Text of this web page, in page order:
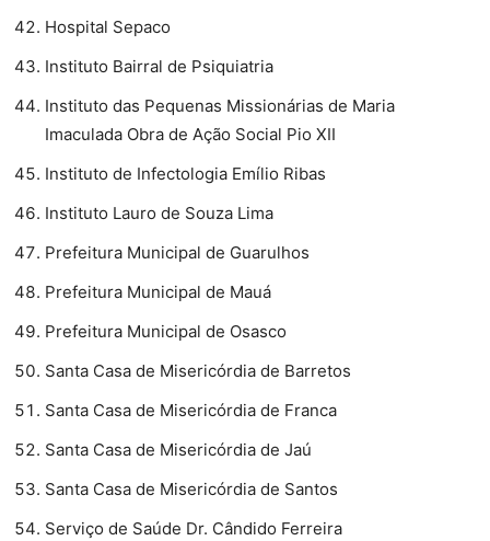
Hospital Sepaco
Instituto Bairral de Psiquiatria
Instituto das Pequenas Missionárias de Maria
Imaculada Obra de Ação Social Pio XII
Instituto de Infectologia Emílio Ribas
Instituto Lauro de Souza Lima
Prefeitura Municipal de Guarulhos
Prefeitura Municipal de Mauá
Prefeitura Municipal de Osasco
Santa Casa de Misericórdia de Barretos
Santa Casa de Misericórdia de Franca
Santa Casa de Misericórdia de Jaú
Santa Casa de Misericórdia de Santos
Serviço de Saúde Dr. Cândido Ferreira